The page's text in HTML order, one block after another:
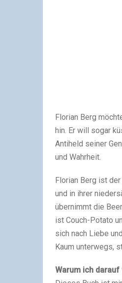
Florian Berg
hin. Er will sogar
Antiheld seiner
und Wahrheit.
Florian Berg ist
und in ihrer
übernimmt die
ist Couch-Potato
sich nach Liebe
Kaum unterwegs,
Warum ich darauf